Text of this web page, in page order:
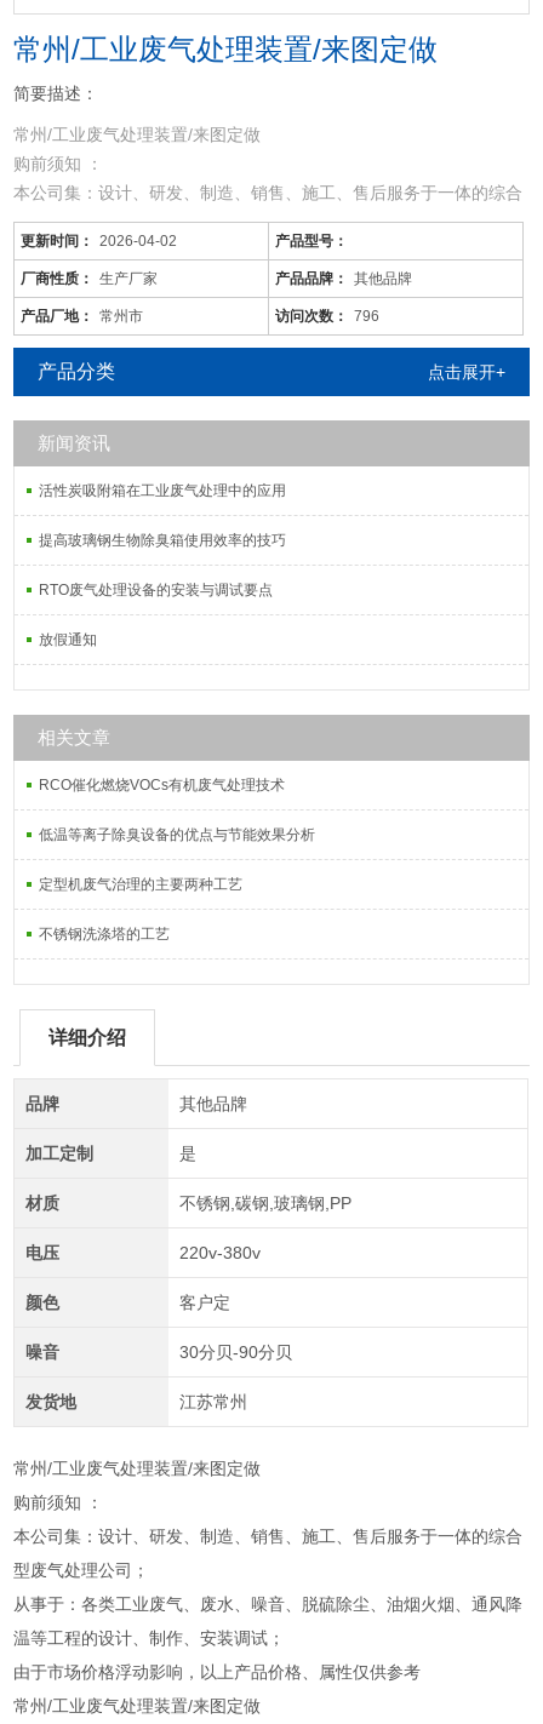
常州/工业废气处理装置/来图定做
简要描述：
常州/工业废气处理装置/来图定做
购前须知 ：
本公司集：设计、研发、制造、销售、施工、售后服务于一体的综合
型废气处理公司；
从事于：各类工业废气、废水、噪音、脱硫除尘、油烟火烟、通风降
温等工程的设计、制作、安装调试；
由于市场价格浮动影响，以上产品价格、属性仅供参考
常州/工业废气处理装置/来图定做
活性炭吸附塔：
通过利用高性能活性炭吸附剂固体本身的
更新时间： 2026-04-02 产品型号：
厂商性质： 生产厂家 产品品牌： 其他品牌
产品厂地： 常州市 访问次数： 796
产品分类 点击展开+
新闻资讯
活性炭吸附箱在工业废气处理中的应用
提高玻璃钢生物除臭箱使用效率的技巧
RTO废气处理设备的安装与调试要点
放假通知
相关文章
RCO催化燃烧VOCs有机废气处理技术
低温等离子除臭设备的优点与节能效果分析
定型机废气治理的主要两种工艺
不锈钢洗涤塔的工艺
详细介绍
品牌 其他品牌
加工定制 是
材质 不锈钢,碳钢,玻璃钢,PP
电压 220v-380v
颜色 客户定
噪音 30分贝-90分贝
发货地 江苏常州
常州/工业废气处理装置/来图定做
购前须知 ：
本公司集：设计、研发、制造、销售、施工、售后服务于一体的综合
型废气处理公司；
从事于：各类工业废气、废水、噪音、脱硫除尘、油烟火烟、通风降
温等工程的设计、制作、安装调试；
由于市场价格浮动影响，以上产品价格、属性仅供参考
常州/工业废气处理装置/来图定做